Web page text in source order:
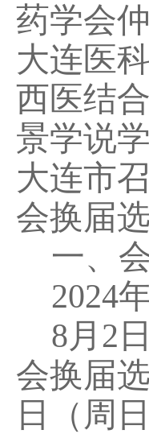
药学会
大连医
西医结
景学说
大连市
会换届
一、
2024
8月2
会换届
日（周